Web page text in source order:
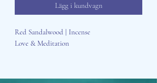
Lägg i kundvagn
Red Sandalwood | Incense
Love & Meditation